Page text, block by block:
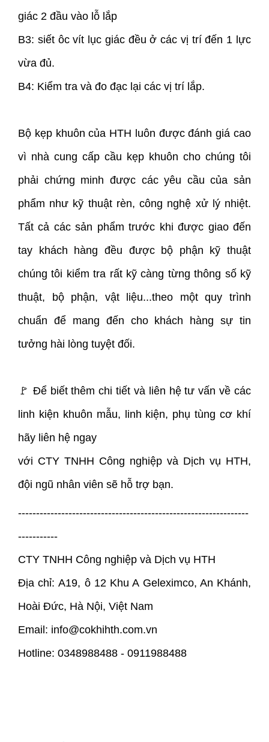
giác 2 đầu vào lỗ lắp
B3: siết ôc vít lục giác đều ở các vị trí đến 1 lực
vừa đủ.
B4: Kiểm tra và đo đạc lại các vị trí lắp.
Bộ kẹp khuôn của HTH luôn được đánh giá cao
vì nhà cung cấp cầu kẹp khuôn cho chúng tôi
phải chứng minh được các yêu cầu của sản
phẩm như kỹ thuật rèn, công nghệ xử lý nhiệt.
Tất cả các sản phẩm trước khi được giao đến
tay khách hàng đều được bộ phận kỹ thuật
chúng tôi kiểm tra rất kỹ càng từng thông số kỹ
thuật, bộ phận, vật liệu...theo một quy trình
chuẩn để mang đến cho khách hàng sự tin
tưởng hài lòng tuyệt đối.
🚩 Để biết thêm chi tiết và liên hệ tư vấn về các
linh kiện khuôn mẫu, linh kiện, phụ tùng cơ khí
hãy liên hệ ngay
với CTY TNHH Công nghiệp và Dịch vụ HTH,
đội ngũ nhân viên sẽ hỗ trợ bạn.
----------------------------------------------------------------
-----------
CTY TNHH Công nghiệp và Dịch vụ HTH
Địa chỉ: A19, ô 12 Khu A Geleximco, An Khánh,
Hoài Đức, Hà Nội, Việt Nam
Email: info@cokhihth.com.vn
Hotline: 0348988488 - 0911988488